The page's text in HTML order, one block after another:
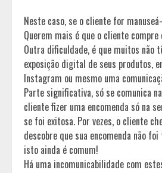
Neste caso, se o cliente for
Querem mais é que o cliente compre
Outra dificuldade, é que muitos não
exposição digital de seus produtos,
Instagram ou mesmo uma
Parte significativa, só se comunica
cliente fizer uma encomenda só na
se foi exitosa. Por vezes, o cliente
descobre que sua encomenda não
isto ainda é comum!
Há uma incomunicabilidade com